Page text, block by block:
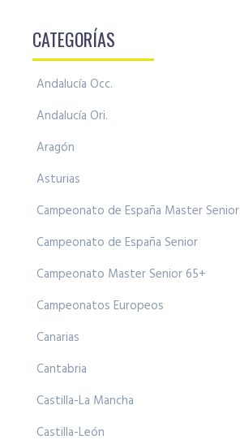
CATEGORÍAS
Andalucía Occ.
Andalucía Ori.
Aragón
Asturias
Campeonato de España Master Senior
Campeonato de España Senior
Campeonato Master Senior 65+
Campeonatos Europeos
Canarias
Cantabria
Castilla-La Mancha
Castilla-León